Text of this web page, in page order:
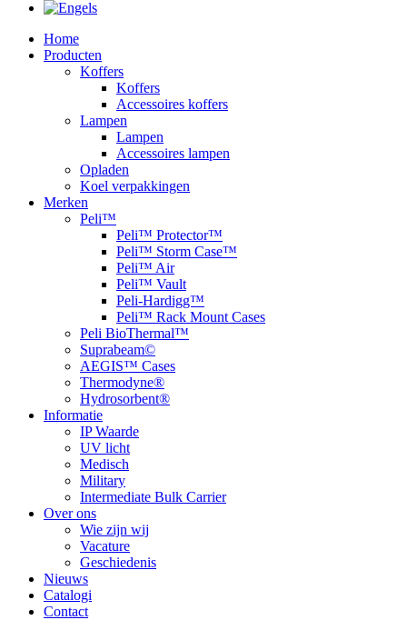
Home
Producten
Koffers
Koffers
Accessoires koffers
Lampen
Lampen
Accessoires lampen
Opladen
Koel verpakkingen
Merken
Peli™
Peli™ Protector™
Peli™ Storm Case™
Peli™ Air
Peli™ Vault
Peli-Hardigg™
Peli™ Rack Mount Cases
Peli BioThermal™
Suprabeam©
AEGIS™ Cases
Thermodyne®
Hydrosorbent®
Informatie
IP Waarde
UV licht
Medisch
Military
Intermediate Bulk Carrier
Over ons
Wie zijn wij
Vacature
Geschiedenis
Nieuws
Catalogi
Contact